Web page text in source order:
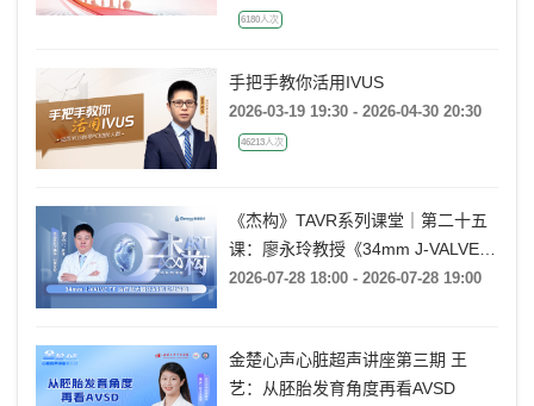
6180人次
手把手教你活用IVUS
2026-03-19 19:30 - 2026-04-30 20:30
46213人次
《杰构》TAVR系列课堂｜第二十五
课：廖永玲教授《34mm J-VALVE
TF 治疗超大瓣环AR的实战经验》
2026-07-28 18:00 - 2026-07-28 19:00
金楚心声心脏超声讲座第三期 王
艺：从胚胎发育角度再看AVSD